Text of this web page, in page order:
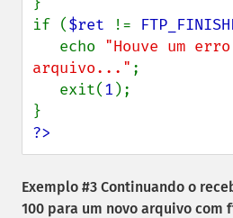
if ($ret !=
   echo
"Houve um
arquivo..." ;
   exit(
1 );
?>
Exemplo #3 Continuando o
100 para um novo arquivo com